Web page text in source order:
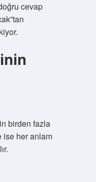
cevap
birden fazla
ise her anlam